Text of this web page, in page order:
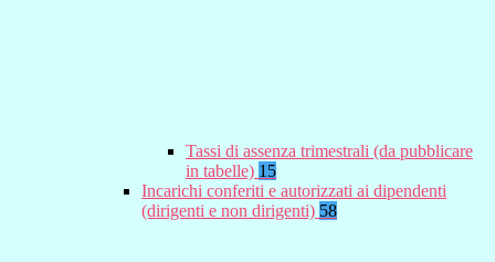
Tassi di assenza trimestrali (da pubblicare
in tabelle) 15
Incarichi conferiti e autorizzati ai dipendenti
(dirigenti e non dirigenti) 58